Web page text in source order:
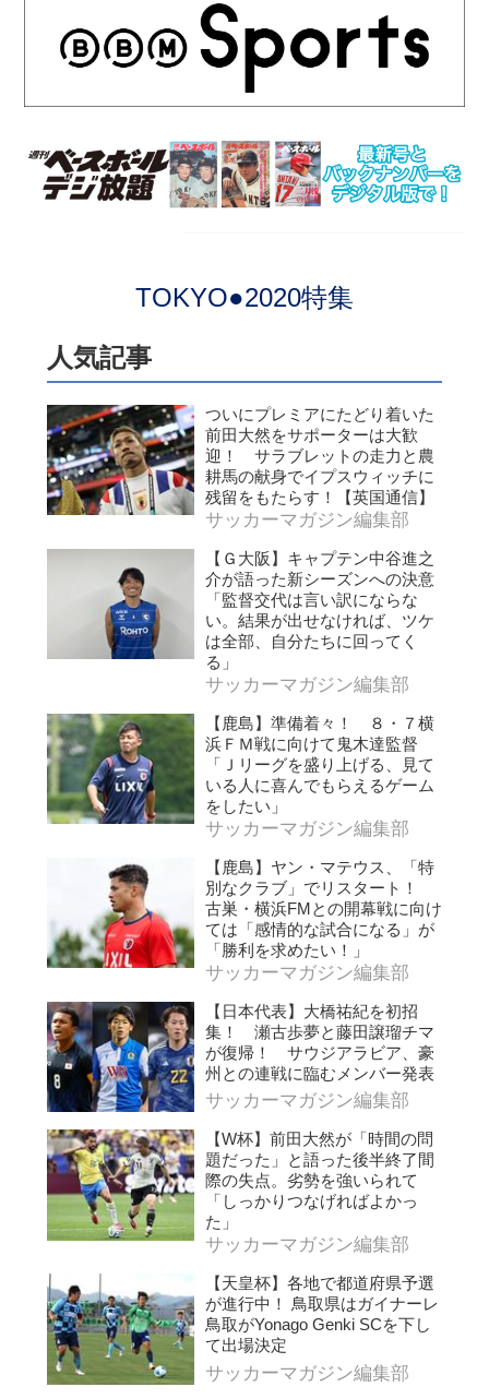
TOKYO●2020特集
人気記事
ついにプレミアにたどり着いた
前田大然をサポーターは大歓
迎！ サラブレットの走力と農
耕馬の献身でイプスウィッチに
残留をもたらす！【英国通信】
サッカーマガジン編集部
【Ｇ大阪】キャプテン中谷進之
介が語った新シーズンへの決意
「監督交代は言い訳にならな
い。結果が出せなければ、ツケ
は全部、自分たちに回ってく
る」
サッカーマガジン編集部
【鹿島】準備着々！ ８・７横
浜ＦＭ戦に向けて鬼木達監督
「Ｊリーグを盛り上げる、見て
いる人に喜んでもらえるゲーム
をしたい」
サッカーマガジン編集部
【鹿島】ヤン・マテウス、「特
別なクラブ」でリスタート！
古巣・横浜FMとの開幕戦に向け
ては「感情的な試合になる」が
「勝利を求めたい！」
サッカーマガジン編集部
【日本代表】大橋祐紀を初招
集！ 瀬古歩夢と藤田譲瑠チマ
が復帰！ サウジアラビア、豪
州との連戦に臨むメンバー発表
サッカーマガジン編集部
【W杯】前田大然が「時間の問
題だった」と語った後半終了間
際の失点。劣勢を強いられて
「しっかりつなげればよかっ
た」
サッカーマガジン編集部
【天皇杯】各地で都道府県予選
が進行中！ 鳥取県はガイナーレ
鳥取がYonago Genki SCを下し
て出場決定
サッカーマガジン編集部